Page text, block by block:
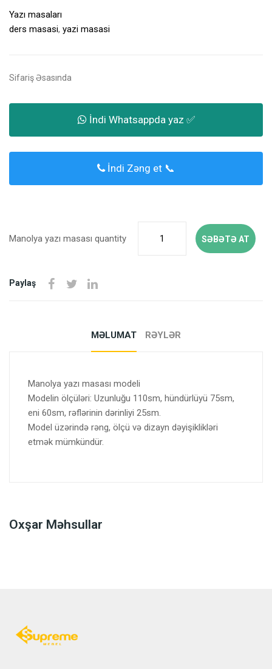
Yazı masaları
ders masasi, yazi masasi
Sifariş Əsasında
İndi Whatsappda yaz ✅
İndi Zəng et 📞
Manolya yazı masası quantity SƏBƏTƏ AT
Paylaş
MƏLUMAT RƏYLƏR
Manolya yazı masası modeli
Modelin ölçüləri: Uzunluğu 110sm, hündürlüyü 75sm,
eni 60sm, rəflərinin dərinliyi 25sm.
Model üzərində rəng, ölçü və dizayn dəyişiklikləri
etmək mümkündür.
Oxşar Məhsullar